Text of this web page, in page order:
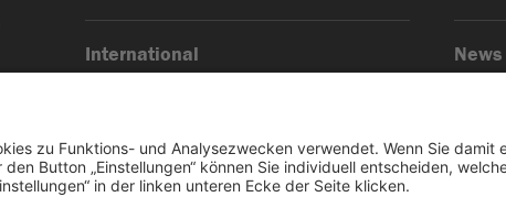
International News